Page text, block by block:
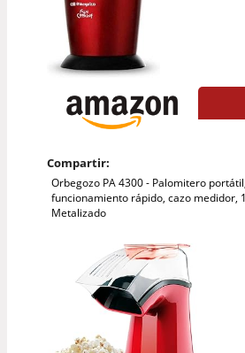
Compartir:
Orbegozo PA 4300 - Palomitero
funcionamiento rápido, cazo medidor,
Metalizado